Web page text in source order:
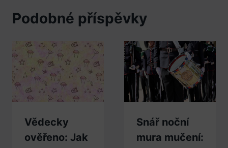
Podobné příspěvky
Vědecky
ověřeno: Jak
Snář noční
mura mučení: